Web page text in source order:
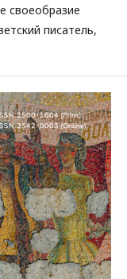
своеобразие
писатель,